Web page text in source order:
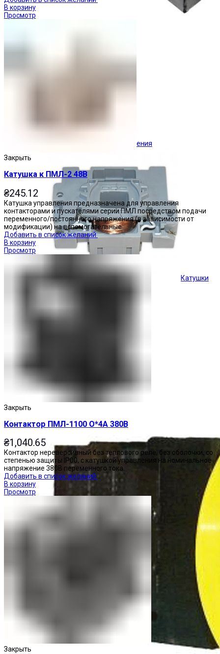
Ограничители перенапряжения
Катушки
Кнопки управления
В корзину
Просмотр
Закрыть
Катушка к ПМЛ-2 48В
₴245.12
Катушка управления предназначена для управления
контакторами и пускателями серии ПМЛ посредством подачи
переменного/постоянного напряжения (в зависимости от
модификации) на вспомогательные
Добавить в список желаний
В корзину
Просмотр
Закрыть
Контактор ПМЛ-1100 О*4А 380В
₴1,040.65
Контактор нереверсивный без теплового реле, без оболочки, со
степенью защиты IP00, с катушкой управления на номинальное
напряжение 380В переменного тока.
Добавить в список желаний
В корзину
Просмотр
Закрыть